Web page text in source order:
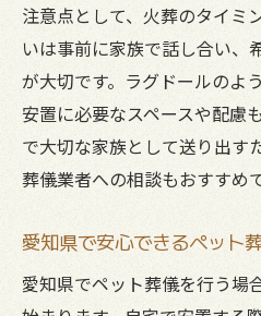
ペット葬儀の火葬
悔いのない猫との最期
ペット葬儀で悔い
愛猫ラグドールを見
家族で考えるペット
ント
ペット葬儀後の心
注意点として、火葬のタイミ
いは事前に家族で話し合い、
が大切です。ラグドールのよ
安置に必要なスペースや配慮
で大切な家族として送り出す
葬儀業者への相談もおすすめで
愛知県で安心できるペット
愛知県でペット葬儀を行う場